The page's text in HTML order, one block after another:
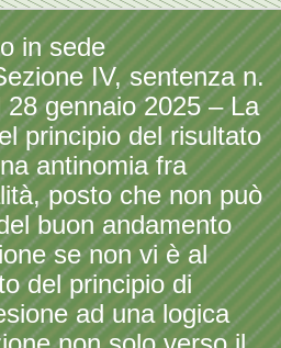
in sede
IV, sentenza n.
gennaio 2025 – La
principio del risultato
antinomia fra
posto che non può
buon andamento
se non vi è al
del principio di
ad una logica